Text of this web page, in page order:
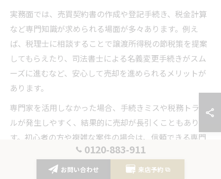
実務面では、売買契約書の作成や登記手続き、税金計算
など専門知識が求められる場面が多々あります。例え
ば、税理士に相談することで譲渡所得税の節税策を提案
してもらえたり、司法書士による名義変更手続きがスム
ーズに進むなど、安心して売却を進められるメリットが
あります。
専門家を活用しなかった場合、手続きミスや税務トラブ
ルが発生しやすく、結果的に売却が長引くこともありま
す。初心者の方や複雑な案件の場合は、信頼できる専門
家と連携し、的確なアドバイスを得ることが納得できる
売却への近道です。
0120-883-911
お問い合わせ 来店予約